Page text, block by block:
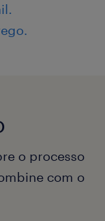
se um
da equipe
que não
e
o processo
com o